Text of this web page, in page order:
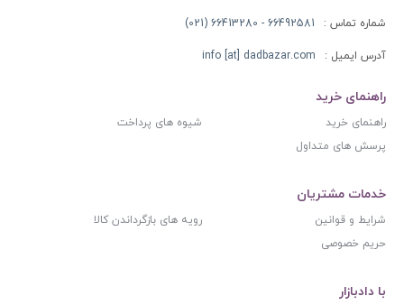
شماره تماس : 66492581 - 66413280 (021)
آدرس ایمیل : info [at] dadbazar.com
راهنمای خرید
راهنمای خرید
شیوه های پرداخت
پرسش های متداول
خدمات مشتریان
شرایط و قوانین
رویه های بازگرداندن کالا
حریم خصوصی
با دادبازار